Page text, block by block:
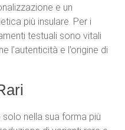
e un
più insulare. Per i
testuali sono vitali
l’autenticità e l’origine di
nella sua forma più